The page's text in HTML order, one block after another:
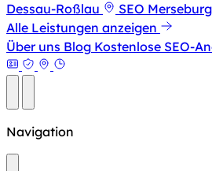
Dessau-Roßlau
SEO Merseburg
Alle Leistungen anzeigen
Über uns Blog Kostenlose SEO-
Navigation